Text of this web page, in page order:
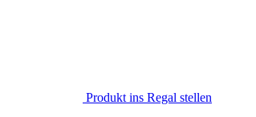
Produkt ins Regal stellen